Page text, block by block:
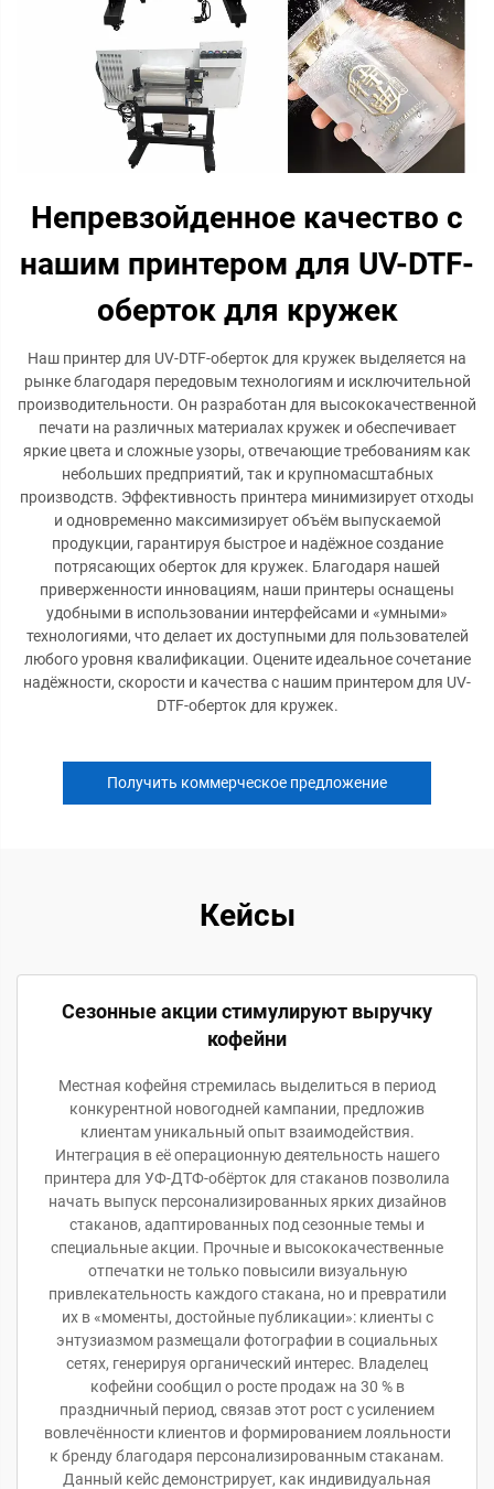
Непревзойденное качество с
нашим принтером для UV-DTF-
оберток для кружек
Наш принтер для UV-DTF-оберток для кружек выделяется на
рынке благодаря передовым технологиям и исключительной
производительности. Он разработан для высококачественной
печати на различных материалах кружек и обеспечивает
яркие цвета и сложные узоры, отвечающие требованиям как
небольших предприятий, так и крупномасштабных
производств. Эффективность принтера минимизирует отходы
и одновременно максимизирует объём выпускаемой
продукции, гарантируя быстрое и надёжное создание
потрясающих оберток для кружек. Благодаря нашей
приверженности инновациям, наши принтеры оснащены
удобными в использовании интерфейсами и «умными»
технологиями, что делает их доступными для пользователей
любого уровня квалификации. Оцените идеальное сочетание
надёжности, скорости и качества с нашим принтером для UV-
DTF-оберток для кружек.
Получить коммерческое предложение
Кейсы
Сезонные акции стимулируют выручку
кофейни
Местная кофейня стремилась выделиться в период
конкурентной новогодней кампании, предложив
клиентам уникальный опыт взаимодействия.
Интеграция в её операционную деятельность нашего
принтера для УФ-ДТФ-обёрток для стаканов позволила
начать выпуск персонализированных ярких дизайнов
стаканов, адаптированных под сезонные темы и
специальные акции. Прочные и высококачественные
отпечатки не только повысили визуальную
привлекательность каждого стакана, но и превратили
их в «моменты, достойные публикации»: клиенты с
энтузиазмом размещали фотографии в социальных
сетях, генерируя органический интерес. Владелец
кофейни сообщил о росте продаж на 30 % в
праздничный период, связав этот рост с усилением
вовлечённости клиентов и формированием лояльности
к бренду благодаря персонализированным стаканам.
Данный кейс демонстрирует, как индивидуальная